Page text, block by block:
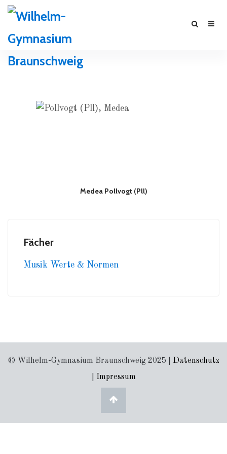
Medea Pollvogt (Pll)
Fächer
Musik Werte & Normen
© Wilhelm-Gymnasium Braunschweig 2025 | Datenschutz
Impressum